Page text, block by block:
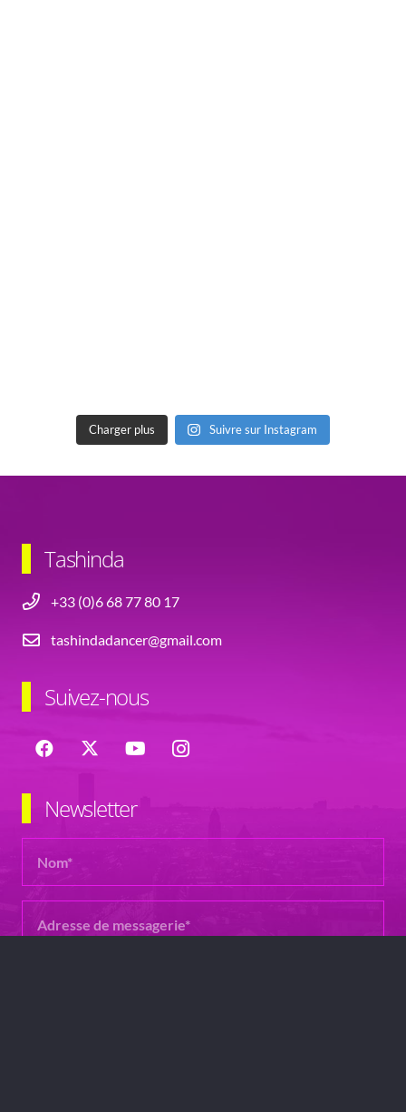
Charger plus Suivre sur Instagram
Tashinda
+33 (0)6 68 77 80 17
tashindadancer@gmail.com
Suivez-nous
Newsletter